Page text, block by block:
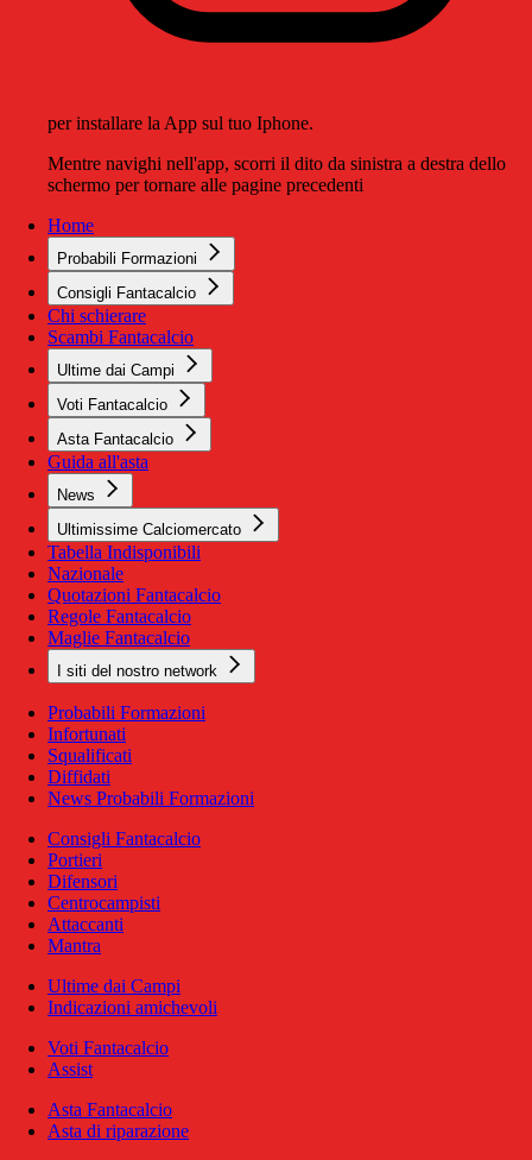
per installare la App sul tuo Iphone.
Mentre navighi nell'app, scorri il dito da sinistra a destra dello
schermo per tornare alle pagine precedenti
Home
Probabili Formazioni
Consigli Fantacalcio
Chi schierare
Scambi Fantacalcio
Ultime dai Campi
Voti Fantacalcio
Asta Fantacalcio
Guida all'asta
News
Ultimissime Calciomercato
Tabella Indisponibili
Nazionale
Quotazioni Fantacalcio
Regole Fantacalcio
Maglie Fantacalcio
I siti del nostro network
Probabili Formazioni
Infortunati
Squalificati
Diffidati
News Probabili Formazioni
Consigli Fantacalcio
Portieri
Difensori
Centrocampisti
Attaccanti
Mantra
Ultime dai Campi
Indicazioni amichevoli
Voti Fantacalcio
Assist
Asta Fantacalcio
Asta di riparazione